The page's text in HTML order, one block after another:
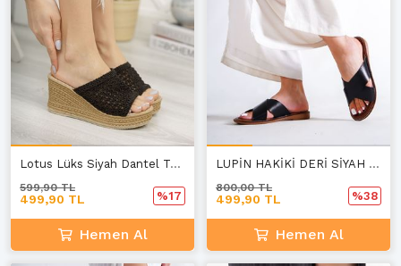
Lotus Lüks Siyah Dantel Terlik C-3
499,90 TL
599,90 TL
%17
Hemen Al
LUPİN HAKİKİ DERİ SİYAH KADIN GÜNLÜK TERLİK C-1
499,90 TL
800,00 TL
%38
Hemen Al